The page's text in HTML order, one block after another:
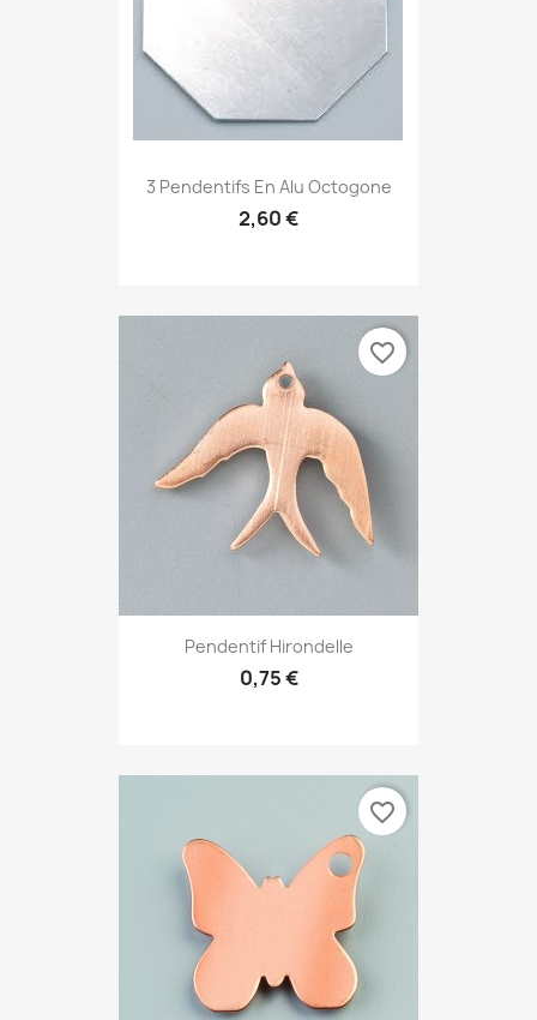
3 Pendentifs En Alu Octogone
2,60 €
Pendentif Hirondelle
0,75 €
favorite_border
favorite_border